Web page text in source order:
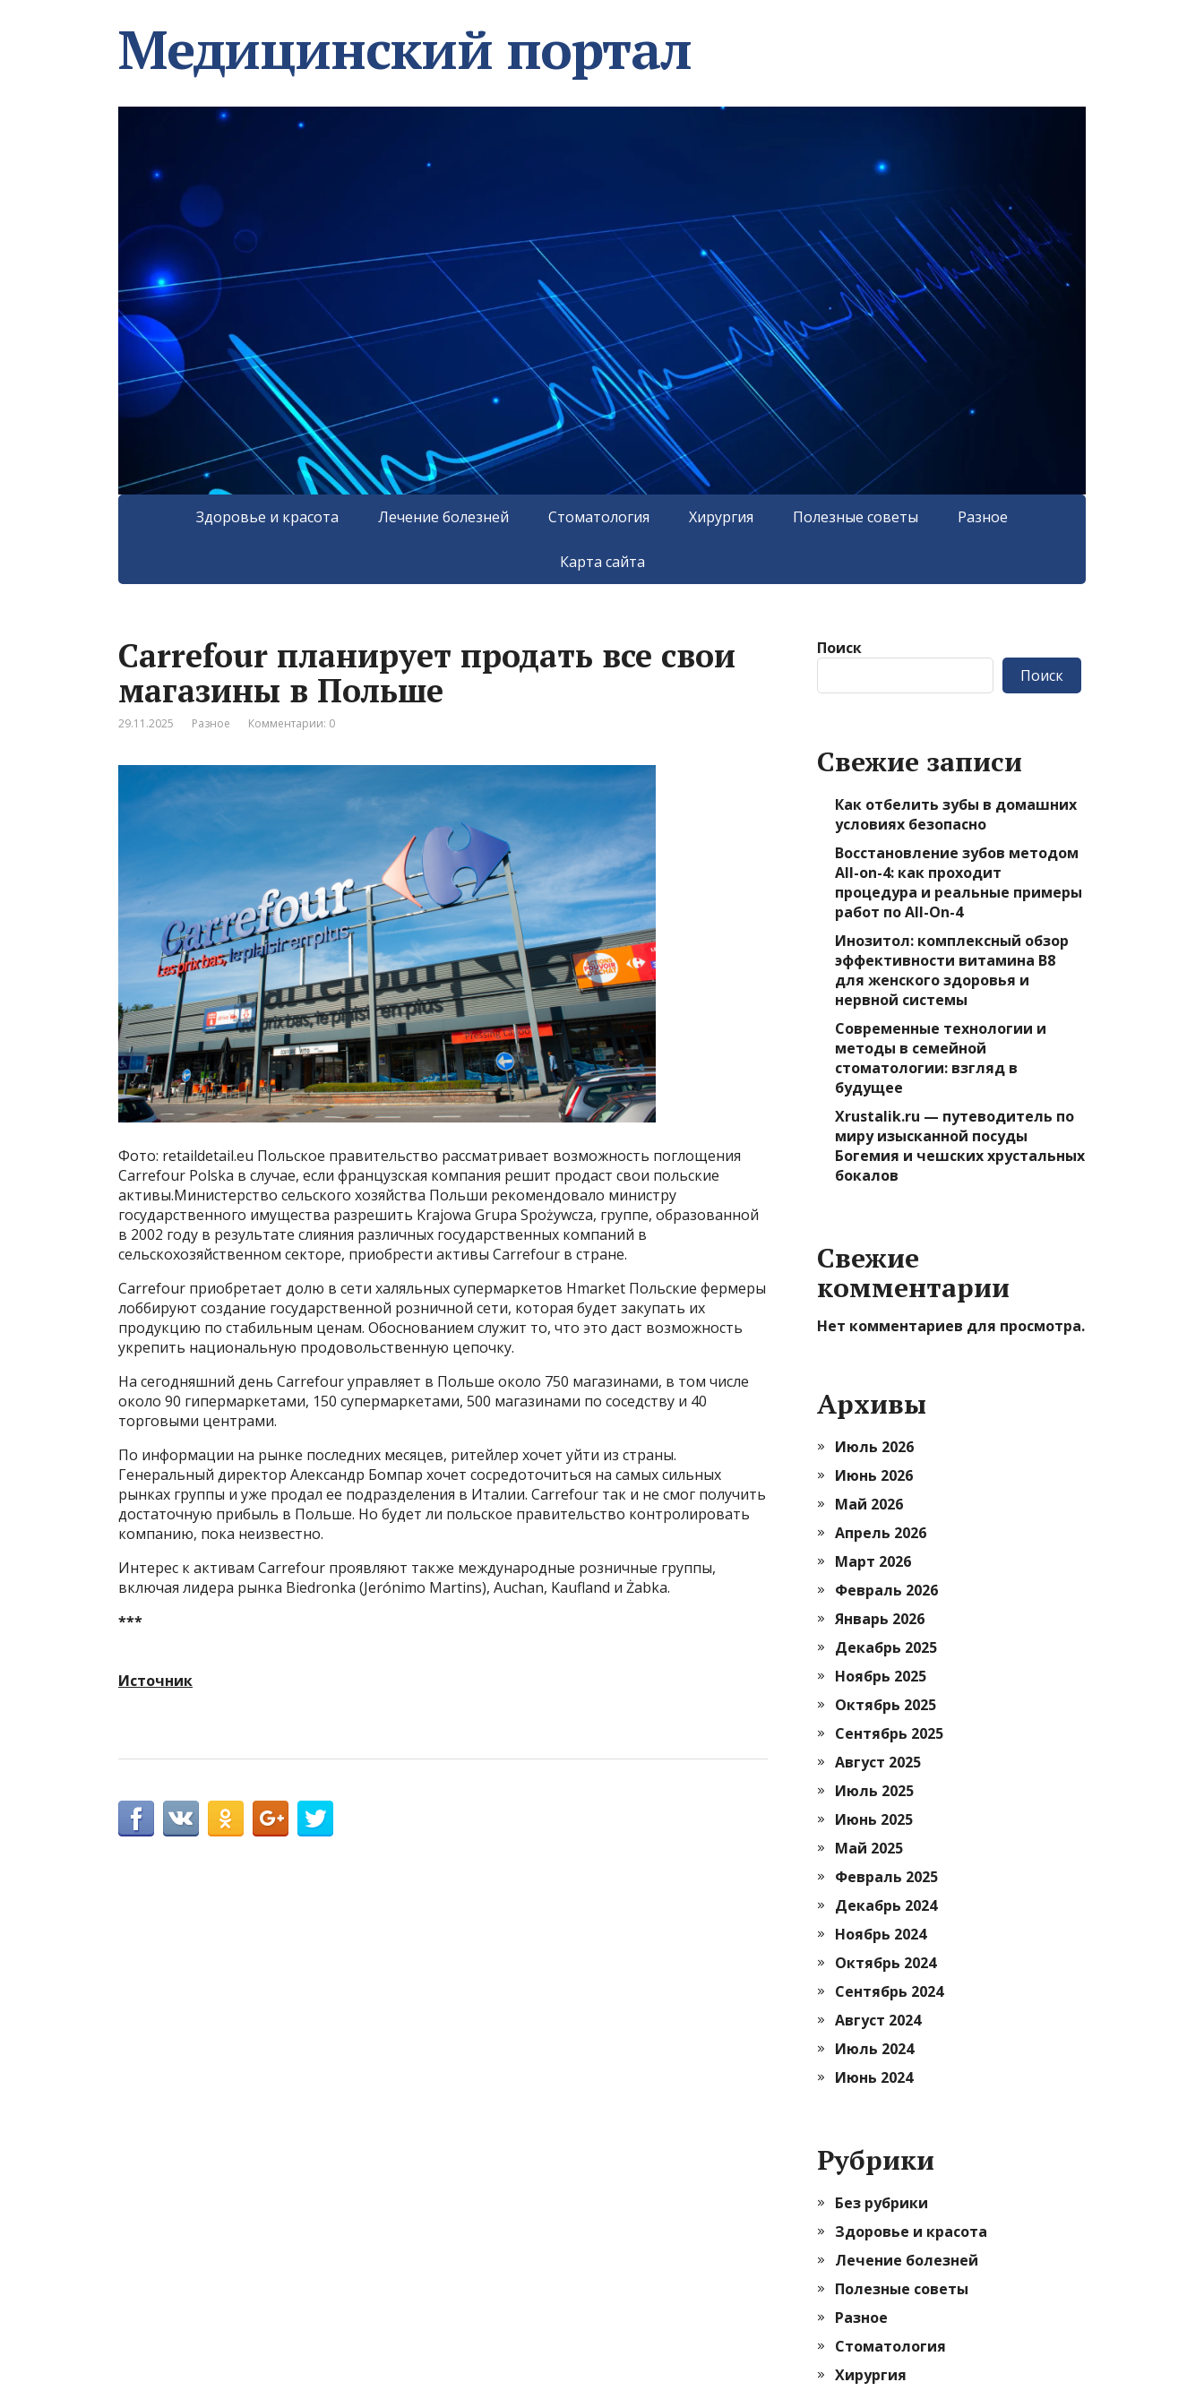
Медицинский портал
Здоровье и красота Лечение болезней Стоматология Хирургия Полезные советы Разное
Карта сайта
Carrefour планирует продать все свои
магазины в Польше
29.11.2025 Разное Комментарии: 0
Фото: retaildetail.eu Польское правительство рассматривает возможность поглощения
Carrefour Polska в случае, если французская компания решит продаст свои польские
активы.Министерство сельского хозяйства Польши рекомендовало министру
государственного имущества разрешить Krajowa Grupa Spożywcza, группе, образованной
в 2002 году в результате слияния различных государственных компаний в
сельскохозяйственном секторе, приобрести активы Carrefour в стране.
Carrefour приобретает долю в сети халяльных супермаркетов Hmarket Польские фермеры
лоббируют создание государственной розничной сети, которая будет закупать их
продукцию по стабильным ценам. Обоснованием служит то, что это даст возможность
укрепить национальную продовольственную цепочку.
На сегодняшний день Carrefour управляет в Польше около 750 магазинами, в том числе
около 90 гипермаркетами, 150 супермаркетами, 500 магазинами по соседству и 40
торговыми центрами.
По информации на рынке последних месяцев, ритейлер хочет уйти из страны.
Генеральный директор Александр Бомпар хочет сосредоточиться на самых сильных
рынках группы и уже продал ее подразделения в Италии. Carrefour так и не смог получить
достаточную прибыль в Польше. Но будет ли польское правительство контролировать
компанию, пока неизвестно.
Интерес к активам Carrefour проявляют также международные розничные группы,
включая лидера рынка Biedronka (Jerónimo Martins), Auchan, Kaufland и Żabka.
***
Источник
Поиск
Поиск
Свежие записи
Как отбелить зубы в домашних
условиях безопасно
Восстановление зубов методом
All-on-4: как проходит
процедура и реальные примеры
работ по All-On-4
Инозитол: комплексный обзор
эффективности витамина B8
для женского здоровья и
нервной системы
Современные технологии и
методы в семейной
стоматологии: взгляд в
будущее
Xrustalik.ru — путеводитель по
миру изысканной посуды
Богемия и чешских хрустальных
бокалов
Свежие
комментарии
Нет комментариев для просмотра.
Архивы
Июль 2026
Июнь 2026
Май 2026
Апрель 2026
Март 2026
Февраль 2026
Январь 2026
Декабрь 2025
Ноябрь 2025
Октябрь 2025
Сентябрь 2025
Август 2025
Июль 2025
Июнь 2025
Май 2025
Февраль 2025
Декабрь 2024
Ноябрь 2024
Октябрь 2024
Сентябрь 2024
Август 2024
Июль 2024
Июнь 2024
Рубрики
Без рубрики
Здоровье и красота
Лечение болезней
Полезные советы
Разное
Стоматология
Хирургия